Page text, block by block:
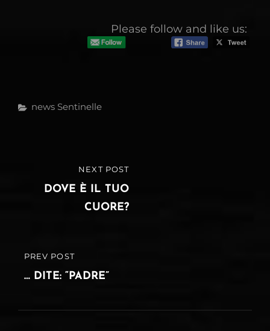
Please follow and like us:
Categories
News Sentinelle
Navigazione
articoli
PREVIOUS
POST
PREV POST
… DITE: “PADRE”
POST
NEXT POST
DOVE È IL TUO
CUORE?